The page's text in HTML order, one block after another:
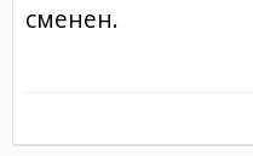
сменен.